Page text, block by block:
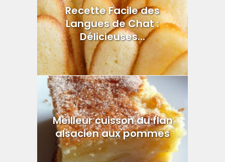
Recette Facile des
Langues de Chat :
Délicieuses...
Meilleur cuisson du flan
alsacien aux pommes